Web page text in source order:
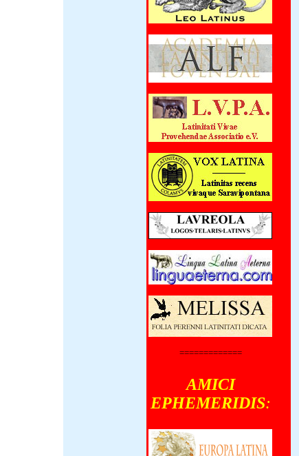
=============
AMICI
EPHEMERIDIS: